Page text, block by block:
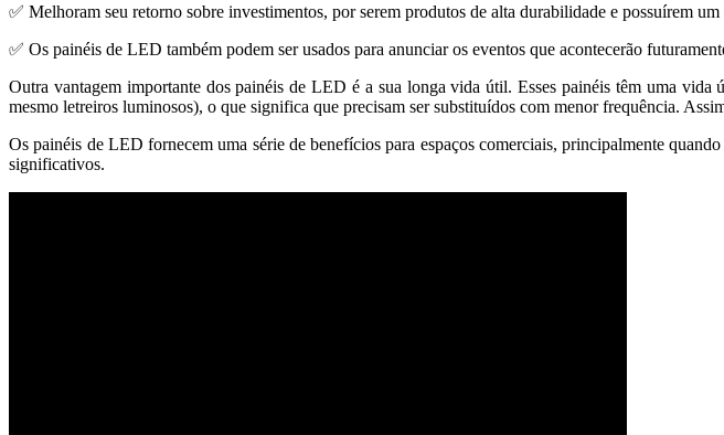
✅ Melhoram seu retorno sobre investimentos, por serem produtos de alta durabilidade e possuírem
✅ Os painéis de LED também podem ser usados para anunciar os eventos que acontecerão
Outra vantagem importante dos painéis de LED é a sua longa vida útil. Esses painéis têm uma
mesmo letreiros luminosos), o que significa que precisam ser substituídos com menor frequência.
Os painéis de LED fornecem uma série de benefícios para espaços comerciais, principalmente
significativos.